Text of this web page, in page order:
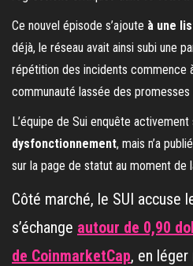
Ce nouvel épisode s’ajoute à une
déjà, le réseau avait ainsi subi une
répétition des incidents commence
communauté lassée des
L’équipe de Sui enquête activement
dysfonctionnement, mais n’a
sur la page de statut au moment de
Côté marché, le SUI accuse
s’échange autour de 0,90
de CoinmarketCap, en léger